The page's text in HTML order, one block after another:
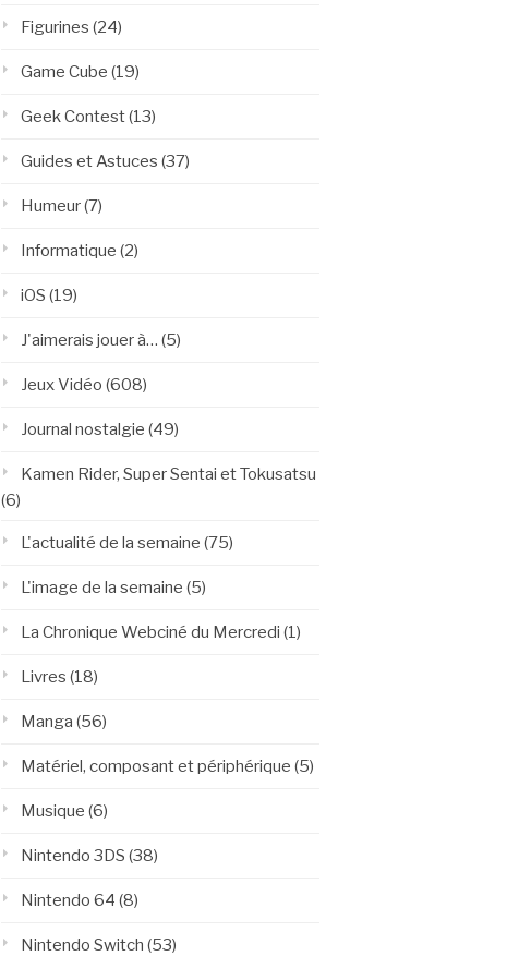
Figurines (24)
Game Cube (19)
Geek Contest(13)
Guides et Astuces (37)
Humeur(7)
Informatique (2)
iOS (19)
J'aimerais jouer à… (5)
Jeux Vidéo (608)
Journal nostalgie (49)
Kamen Rider, Super Sentai et Tokusatsu
(6)
L'actualité de la semaine (75)
L'image de la semaine (5)
La Chronique Webciné du Mercredi (1)
Livres (18)
Manga (56)
Matériel, composant et périphérique (5)
Musique (6)
Nintendo 3DS (38)
Nintendo 64 (8)
Nintendo Switch (53)